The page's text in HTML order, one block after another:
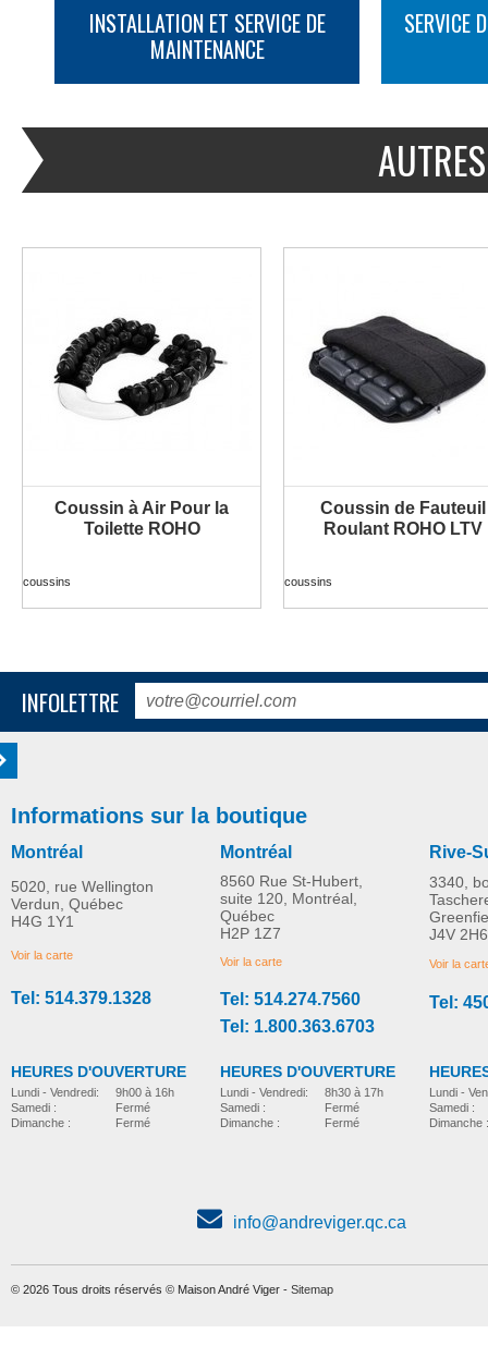
INSTALLATION ET SERVICE DE
MAINTENANCE
SERVICE
Coussin à Air Pour la
Toilette ROHO
PLUS D'INFORMATION
coussins
Coussin de Fauteuil
Roulant ROHO LTV
PLUS D'INFORMATION
coussins
Coussin pneumatique
PLUS D'INFORMATION
coussins
Coussin
PLUS D'INFORMATION
coussins
PLUS D'INFORMATION
INFOLETTRE
Informations sur la boutique
Montréal
5020, rue Wellington
Verdun, Québec
H4G 1Y1
Voir la carte
Tel: 514.379.1328
HEURES D'OUVERTURE
Lundi - Vendredi:
Samedi :
Dimanche :
9h00 à 16h
Fermé
Fermé
Montréal
8560 Rue St-Hubert,
suite 120, Montréal,
Québec
H2P 1Z7
Voir la carte
Tel: 514.274.7560
Tel: 1.800.363.6703
HEURES D'OUVERTURE
Lundi - Vendredi:
Samedi :
Dimanche :
8h30 à 17h
Fermé
Fermé
Rive-
3340,
J4V 2H6
Voir la
Tel:
Lundi -
Samedi :
Dimanche :
info@andreviger.qc.ca
© 2026 Tous droits réservés © Maison André Viger - Sitemap